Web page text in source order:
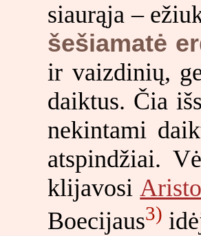
siaurąja –
šešiamatė
ir vaizdinių,
daiktus. Čia
nekintami
atspindžiai.
klijavosi
Boecijaus3)